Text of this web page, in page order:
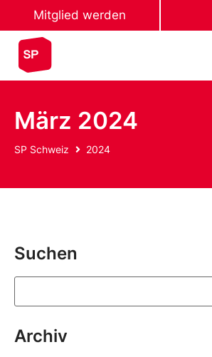
Mitglied werden
März 2024
SP Schweiz 2024
Suchen
Archiv